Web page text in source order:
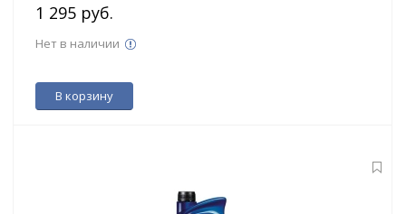
1 295 руб.
Нет в наличии
В корзину